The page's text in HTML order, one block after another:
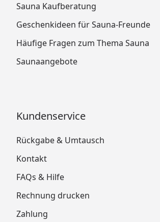
Sauna Kaufberatung
Geschenkideen für Sauna-Freunde
Häufige Fragen zum Thema Sauna
Saunaangebote
Kundenservice
Rückgabe & Umtausch
Kontakt
FAQs & Hilfe
Rechnung drucken
Zahlung